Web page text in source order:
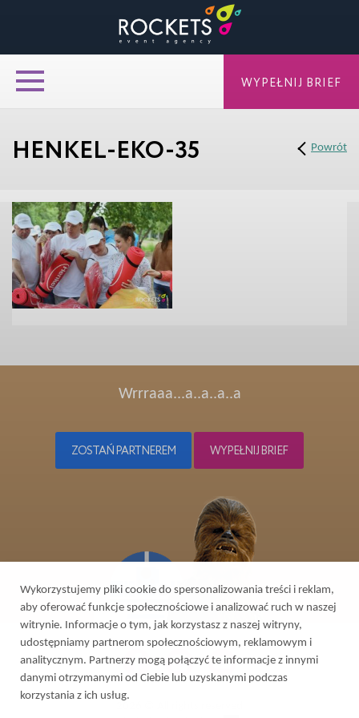
HENKEL-EKO-35 Powrót
Wrrraaa...a..a..a..a
ZOSTAŃ PARTNEREM WYPEŁNIJ BRIEF
WYPEŁNIJ BRIEF
Wykorzystujemy pliki cookie do spersonalizowania treści i reklam,
aby oferować funkcje społecznościowe i analizować ruch w naszej
witrynie. Informacje o tym, jak korzystasz z naszej witryny,
udostępniamy partnerom społecznościowym, reklamowym i
analitycznym. Partnerzy mogą połączyć te informacje z innymi
danymi otrzymanymi od Ciebie lub uzyskanymi podczas
korzystania z ich usług.